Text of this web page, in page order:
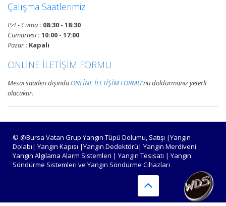
projelendirme, duman, ısı,
panelleri ve yangın butonları
Devamını Oku
Bursa Yangın Tüpü Satışı,
Dolumu ve Periyodik Bakım
Hizmetleri
TSE standartlarında 6 kg, 12 kg,
50 kg KKT tozlu, köpüklü, CO2
Çalışma Saatlerimiz
Pzt - Cuma : 08:30 - 18:30
Cumartesi: 10:00 - 17:00
Pazar: Kapalı
ONLİNE İLETİŞİM FORMU
Mesai saatleri dışında ONLİNE İLETİŞİM FORMU'nu doldurmanız yeterli
olacaktır.
© @Bursa Vatan Grup Yangın Tüpü Dolumu, Satışı |Yangın
Dolabı| Yangın Kapısı |Yangın Dedektörü| Yangın Merdiveni
Yangın Algılama Alarm Sistemleri | Yangın Tesisatı | Yangın
Söndürme Sistemleri ve Yangın Söndürme Cihazları